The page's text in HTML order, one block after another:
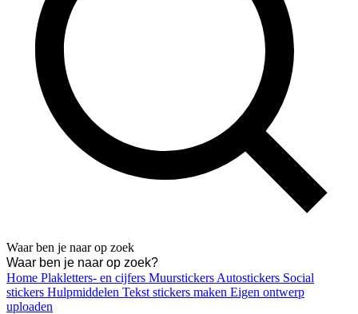
Waar ben je naar op zoek
Home Plakletters- en cijfers Muurstickers Autostickers Social
stickers Hulpmiddelen Tekst stickers maken Eigen ontwerp
uploaden